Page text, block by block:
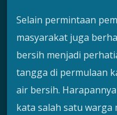
Selain permintaan
masyarakat juga
bersih menjadi
tangga di permulaan
air bersih.
kata salah satu warga